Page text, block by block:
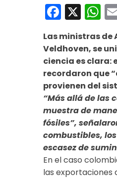
X
Las ministras de
Veldhoven, se
ciencia es clara:
recordaron que
provienen del
“Más allá de las
muestra de
fósiles”,
combustibles,
escasez de
En el caso
las exportaciones